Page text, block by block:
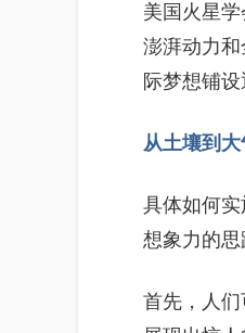
美国火星
澎湃动力
际梦想铺设
从土壤到
具体如何
想象力的思
首先，人